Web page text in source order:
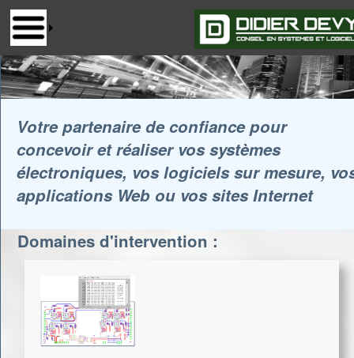
Votre partenaire de confiance pour
concevoir et réaliser vos systèmes
électroniques, vos logiciels sur mesure,
applications Web ou vos sites Internet
Domaines d'intervention :